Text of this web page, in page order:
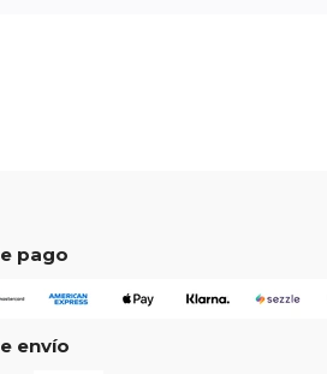
pago
envío